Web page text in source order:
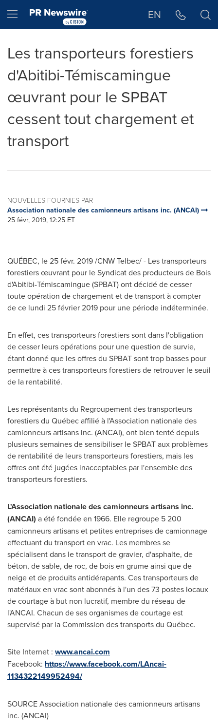
Hamburger menu EN
Les transporteurs forestiers
d'Abitibi-Témiscamingue
œuvrant pour le SPBAT
cessent tout chargement et
transport
NOUVELLES FOURNIES PAR
Association nationale des camionneurs artisans inc. (ANCAI)
25 févr, 2019, 12:25 ET
QUÉBEC, le 25 févr. 2019 /CNW Telbec/ - Les transporteurs
forestiers œuvrant pour le Syndicat des producteurs de Bois
d'Abitibi-Témiscamingue (SPBAT) ont décidé de cesser
toute opération de chargement et de transport à compter
de ce lundi 25 février 2019 pour une période indéterminée.
En effet, ces transporteurs forestiers sont dans l'obligation
de cesser leurs opérations pour une question de survie,
étant donné que les offres du SPBAT sont trop basses pour
permettre à ces transporteurs forestiers de retrouver le seuil
de la rentabilité.
Les représentants du Regroupement des transporteurs
forestiers du Québec affilié à l'Association nationale des
camionneurs artisans inc. (ANCAI), ont bien tenté depuis
plusieurs semaines de sensibiliser le SPBAT aux problèmes
de rentabilité de leurs transporteurs forestiers, mais les
offres ont été jugées inacceptables par l'ensemble des
transporteurs forestiers.
L'Association nationale des camionneurs artisans inc.
(ANCAI) a été fondée en 1966. Elle regroupe 5 200
camionneurs artisans et petites entreprises de camionnage
effectuant du transport en vrac. Les membres se
spécialisent dans le transport de gravier, d'asphalte, de
béton, de sable, de roc, de bois en grume ainsi que de
neige et de produits antidérapants. Ces transporteurs de
matériaux en vrac sont abonnés à l'un des 73 postes locaux
de courtage à but non lucratif, membre du réseau de
l'ANCAI. Chacun de ses organismes de courtage est
supervisé par la Commission des transports du Québec.
Site Internet : www.ancai.com
Facebook: https://www.facebook.com/LAncai-
1134322149952494/
SOURCE Association nationale des camionneurs artisans
inc. (ANCAI)